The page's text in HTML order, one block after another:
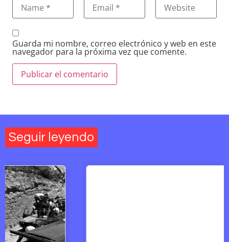
Guarda mi nombre, correo electrónico y web en este
navegador para la próxima vez que comente.
Seguir leyendo